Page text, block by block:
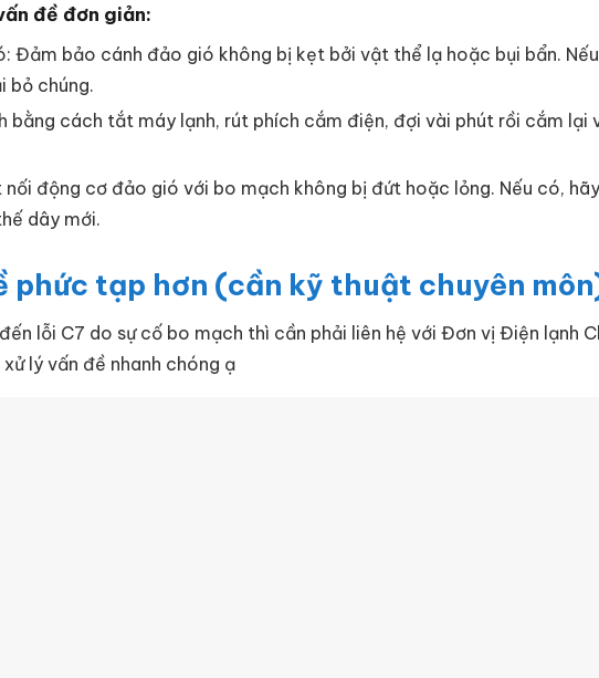
đề đơn giản:
Đảm bảo cánh đảo gió không bị kẹt bởi vật thể lạ hoặc bụi bẩn. Nếu
bỏ chúng.
bằng cách tắt máy lạnh, rút phích cắm điện, đợi vài phút rồi cắm lại
động cơ đảo gió với bo mạch không bị đứt hoặc lỏng. Nếu có, hãy
dây mới.
phức tạp hơn (cần kỹ thuật chuyên
lỗi C7 do sự cố bo mạch thì cần phải liên hệ với Đơn vị Điện lạnh
lý vấn đề nhanh chóng ạ